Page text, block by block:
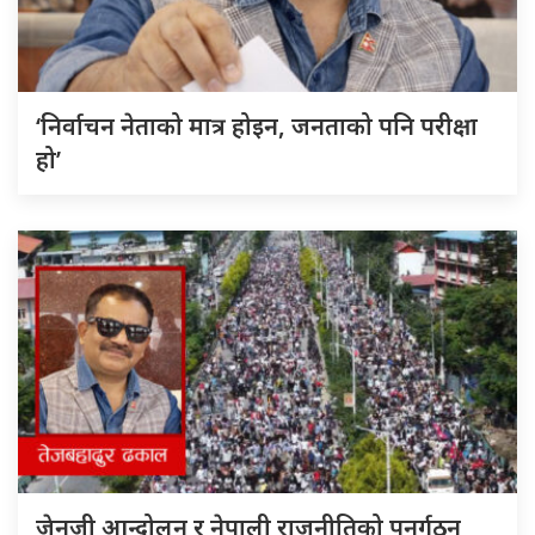
‘निर्वाचन नेताको मात्र होइन, जनताको पनि परीक्षा
हो’
जेनजी आन्दोलन र नेपाली राजनीतिको पुनर्गठन